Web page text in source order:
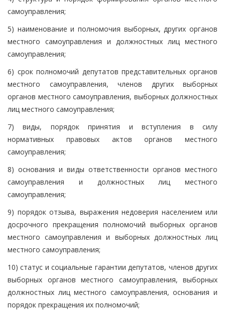
самоуправления;
5) наименование и полномочия выборных, других органов
местного самоуправления и должностных лиц местного
самоуправления;
6) срок полномочий депутатов представительных органов
местного самоуправления, членов других выборных
органов местного самоуправления, выборных должностных
лиц местного самоуправления;
7) виды, порядок принятия и вступления в силу
нормативных правовых актов органов местного
самоуправления;
8) основания и виды ответственности органов местного
самоуправления и должностных лиц местного
самоуправления;
9) порядок отзыва, выражения недоверия населением или
досрочного прекращения полномочий выборных органов
местного самоуправления и выборных должностных лиц
местного самоуправления;
10) статус и социальные гарантии депутатов, членов других
выборных органов местного самоуправления, выборных
должностных лиц местного самоуправления, основания и
порядок прекращения их полномочий;